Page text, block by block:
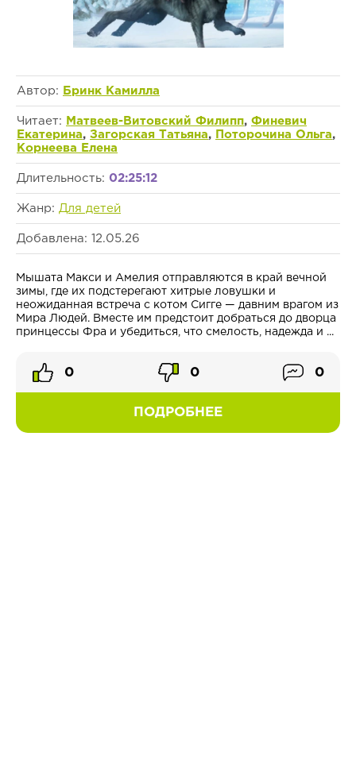
Автор: Бринк Камилла
Читает: Матвеев-Витовский Филипп, Финевич
Екатерина, Загорская Татьяна, Поторочина Ольга,
Корнеева Елена
Длительность: 02:25:12
Жанр: Для детей
Добавлена: 12.05.26
Мышата Макси и Амелия отправляются в край вечной
зимы, где их подстерегают хитрые ловушки и
неожиданная встреча с котом Сигге — давним врагом из
Мира Людей. Вместе им предстоит добраться до дворца
принцессы Фра и убедиться, что смелость, надежда и ...
ПОДРОБНЕЕ
0 0 0